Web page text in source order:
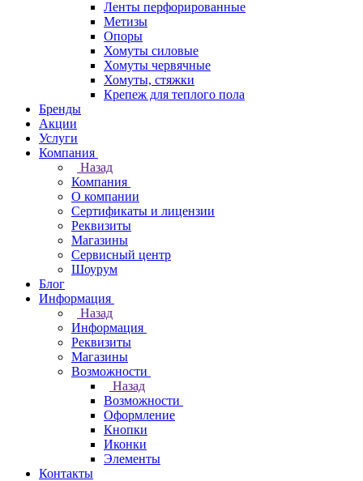
Ленты перфорированные
Метизы
Опоры
Хомуты силовые
Хомуты червячные
Хомуты, стяжки
Крепеж для теплого пола
Бренды
Акции
Услуги
Компания
Назад
Компания
О компании
Сертификаты и лицензии
Реквизиты
Магазины
Сервисный центр
Шоурум
Блог
Информация
Назад
Информация
Реквизиты
Магазины
Возможности
Назад
Возможности
Оформление
Кнопки
Иконки
Элементы
Контакты